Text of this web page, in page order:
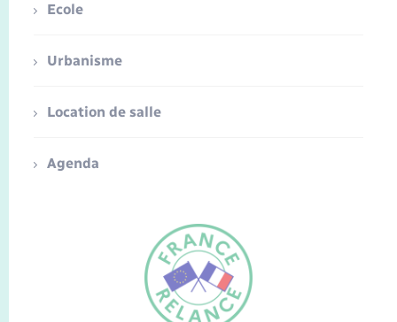
FR
Ecole
Urbanisme
Location de salle
Agenda